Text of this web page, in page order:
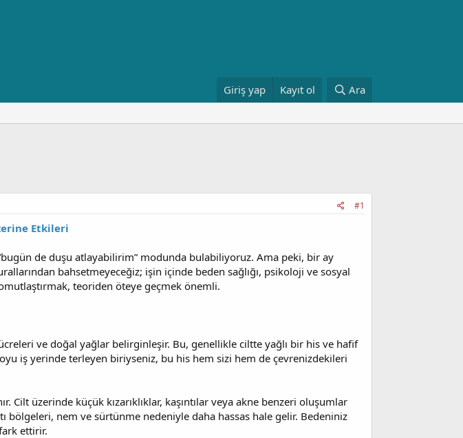
Giriş yap Kayıt ol Ara
#1
Etkileri
de duşu atlayabilirim” modunda bulabiliyoruz. Ama peki, bir ay
bahsetmeyeceğiz; işin içinde beden sağlığı, psikoloji ve sosyal
teoriden öteye geçmek önemli.
ve doğal yağlar belirginleşir. Bu, genellikle ciltte yağlı bir his ve hafif
iş yerinde terleyen biriyseniz, bu his hem sizi hem de çevrenizdekileri
üzerinde küçük kızarıklıklar, kaşıntılar veya akne benzeri oluşumlar
bölgeleri, nem ve sürtünme nedeniyle daha hassas hale gelir. Bedeniniz
ettirir.